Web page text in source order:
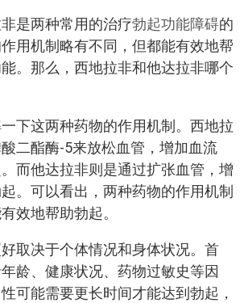
是两种常用的治疗勃起功能障碍的
用机制略有不同，但都能有效地帮
。那么，西地拉非和他达拉非哪个
下这两种药物的作用机制。西地拉
二酯酶-5来放松血管，增加血流
而他达拉非则是通过扩张血管，增
。可以看出，两种药物的作用机制
效地帮助勃起。
取决于个体情况和身体状况。首
龄、健康状况、药物过敏史等因
可能需要更长时间才能达到勃起，